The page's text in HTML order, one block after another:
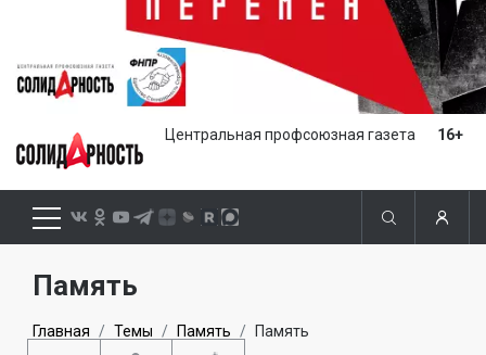
Центральная профсоюзная газета 16+
Память
Главная Темы Память Память